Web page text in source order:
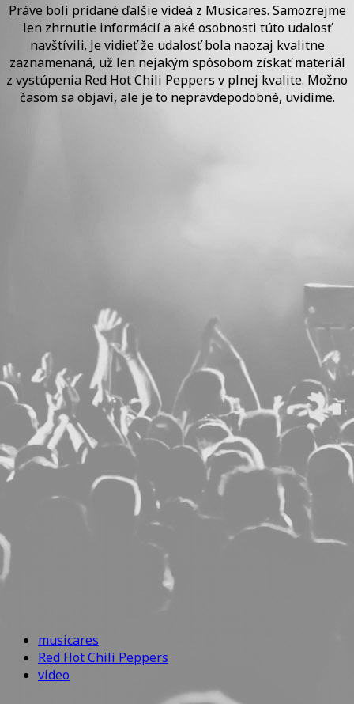
MUSICARES
Práve boli pridané ďalšie videá z Musicares. Samozrejme
len zhrnutie informácií a aké osobnosti túto udalosť
navštívili. Je vidieť že udalosť bola naozaj kvalitne
zaznamenaná, už len nejakým spôsobom získať materiál
z vystúpenia Red Hot Chili Peppers v plnej kvalite. Možno
časom sa objaví, ale je to nepravdepodobné, uvidíme.
musicares
Red Hot Chili Peppers
video